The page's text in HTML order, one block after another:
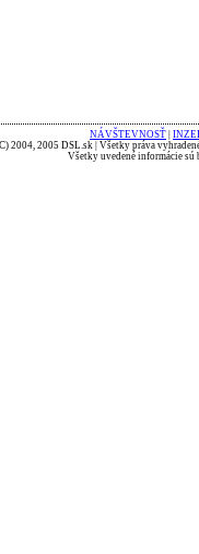
NÁVŠTEVNOSŤ
2004, 2005 DSL.sk | Všetky práva
Všetky uvedené informácie sú